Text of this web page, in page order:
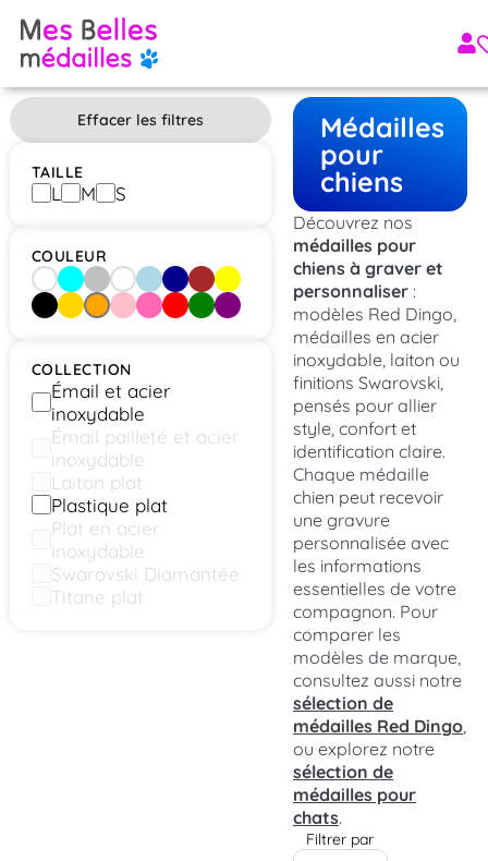
Effacer les filtres
TAILLE
L M S
COULEUR
[aucun]
AquaArgent
BlancBleu clair
Bleu foncé
BrunJaune
NoirOrOrange
RoseRose vif
Rouge
VertViolet
COLLECTION
Émail et acier
inoxydable
Émail pailleté et acier
inoxydable
Laiton plat
Plastique plat
Plat en acier
inoxydable
Swarovski Diamantée
Titane plat
Médailles
pour
chiens
Découvrez nos
médailles pour
chiens à graver et
personnaliser:
modèles Red Dingo,
médailles en acier
inoxydable, laiton ou
finitions Swarovski,
pensés pour allier
style, confort et
identification claire.
Chaque médaille
chien peut recevoir
une gravure
personnalisée avec
les informations
essentielles de votre
compagnon. Pour
comparer les
modèles de marque,
consultez aussi notre
sélection de
médailles Red Dingo,
ou explorez notre
sélection de
médailles pour
chats.
Filtrer par